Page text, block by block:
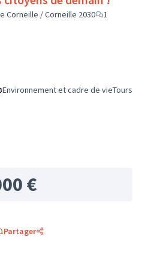
Corneille / Corneille 2030
1
Filtrer les résultats de la catégorie :
Environnement et cadre de vieFiltrer
Tours
€
Partager